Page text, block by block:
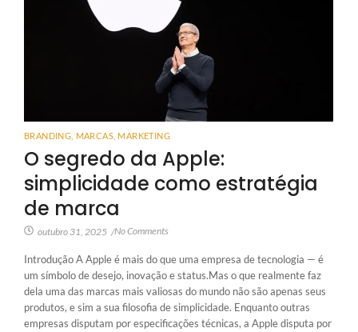
BRANDING MARCAS MARKETING
O segredo da Apple:
simplicidade como estratégia
de marca
outubro 31, 2025 /No Comments
Introdução A Apple é mais do que uma empresa de tecnologia — é
um símbolo de desejo, inovação e status.Mas o que realmente faz
dela uma das marcas mais valiosas do mundo não são apenas seus
produtos, e sim a sua filosofia de simplicidade. Enquanto outras
empresas disputam por especificações técnicas, a Apple disputa por